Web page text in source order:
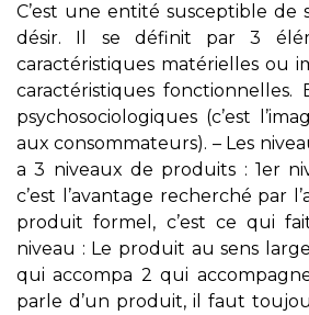
C’est une entité susceptible de
désir. Il se définit par 3
caractéristiques matérielles ou
caractéristiques fonctionnelles.
psychosociologiques (c’est
aux consommateurs). – Les
a 3 niveaux de produits : 1er
c’est l’avantage recherché par
produit formel, c’est ce qui
niveau : Le produit au sens
qui accompa 2 qui
parle d’un produit, il faut